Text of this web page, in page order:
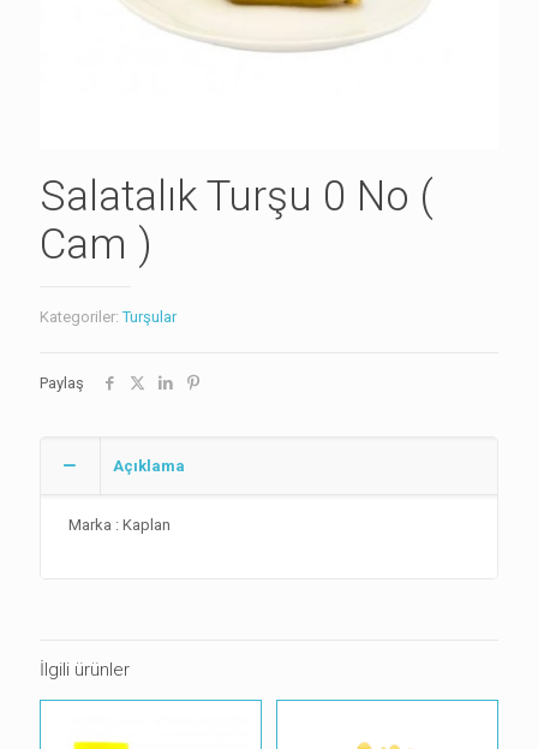
Salatalık Turşu 0 No (
Cam )
Kategoriler:Turşular
Paylaş
Açıklama
Marka : Kaplan
İlgili ürünler